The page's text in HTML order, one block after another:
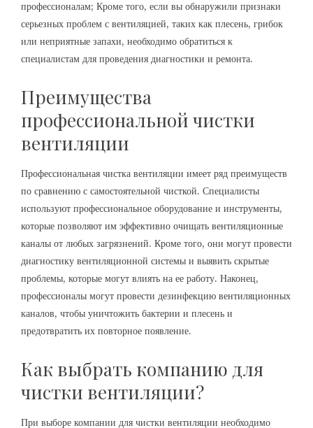
профессионалам; Кроме того, если вы обнаружили признаки
серьезных проблем с вентиляцией, таких как плесень, грибок
или неприятные запахи, необходимо обратиться к
специалистам для проведения диагностики и ремонта.
Преимущества
профессиональной чистки
вентиляции
Профессиональная чистка вентиляции имеет ряд преимуществ
по сравнению с самостоятельной чисткой. Специалисты
используют профессиональное оборудование и инструменты,
которые позволяют им эффективно очищать вентиляционные
каналы от любых загрязнений. Кроме того, они могут провести
диагностику вентиляционной системы и выявить скрытые
проблемы, которые могут влиять на ее работу. Наконец,
профессионалы могут провести дезинфекцию вентиляционных
каналов, чтобы уничтожить бактерии и плесень и
предотвратить их повторное появление.
Как выбрать компанию для
чистки вентиляции?
При выборе компании для чистки вентиляции необходимо